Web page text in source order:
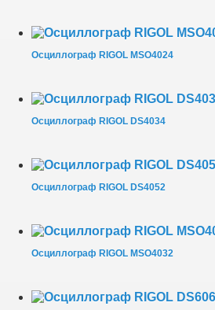
Осциллограф RIGOL MSO4024
Осциллограф RIGOL DS4034
Осциллограф RIGOL DS4052
Осциллограф RIGOL MSO4032